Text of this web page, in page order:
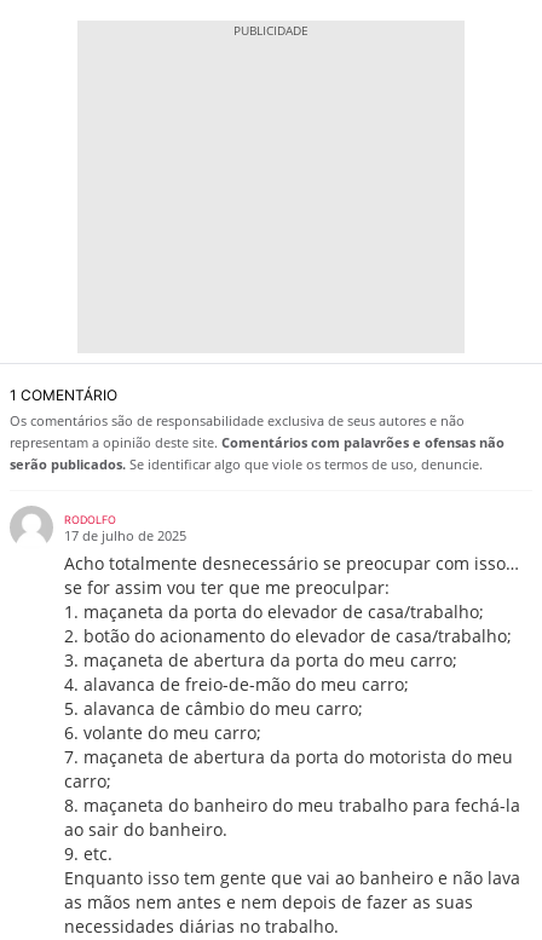
1 COMENTÁRIO
Os comentários são de responsabilidade exclusiva de seus autores e não
representam a opinião deste site. Comentários com palavrões e ofensas não
serão publicados. Se identificar algo que viole os termos de uso, denuncie.
RODOLFO
17 de julho de 2025
Acho totalmente desnecessário se preocupar com isso…
se for assim vou ter que me preoculpar:
1. maçaneta da porta do elevador de casa/trabalho;
2. botão do acionamento do elevador de casa/trabalho;
3. maçaneta de abertura da porta do meu carro;
4. alavanca de freio-de-mão do meu carro;
5. alavanca de câmbio do meu carro;
6. volante do meu carro;
7. maçaneta de abertura da porta do motorista do meu
carro;
8. maçaneta do banheiro do meu trabalho para fechá-la
ao sair do banheiro.
9. etc.
Enquanto isso tem gente que vai ao banheiro e não lava
as mãos nem antes e nem depois de fazer as suas
necessidades diárias no trabalho.